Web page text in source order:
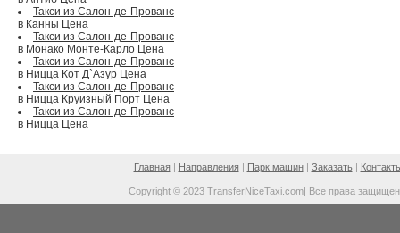
Такси из Салон-де-Прованс
в Канны Цена
Такси из Салон-де-Прованс
в Монако Монте-Карло Цена
Такси из Салон-де-Прованс
в Ницца Кот Д`Азур Цена
Такси из Салон-де-Прованс
в Ницца Круизный Порт Цена
Такси из Салон-де-Прованс
в Ницца Цена
Главная| Направления| Парк машин| Заказать|
Copyright © 2023 TransferNiceTaxi.com| Все права